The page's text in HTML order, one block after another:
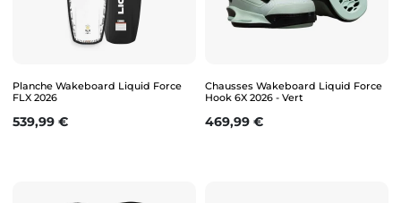
Planche Wakeboard Liquid Force
FLX 2026
Prix
539,99 €
Chausses Wakeboard Liquid Force
Hook 6X 2026 - Vert
Prix
469,99 €